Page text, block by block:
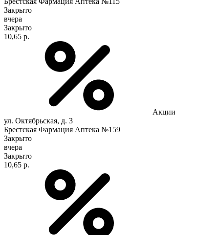
Закрыто
вчера
Закрыто
10,65 р.
Акции
ул. Октябрьская, д. 3
Брестская Фармация Аптека №159
Закрыто
вчера
Закрыто
10,65 р.